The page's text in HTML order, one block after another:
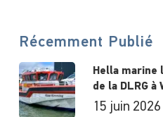
Récemment Publié
Hella marine
de la DLRG à
15 juin 2026